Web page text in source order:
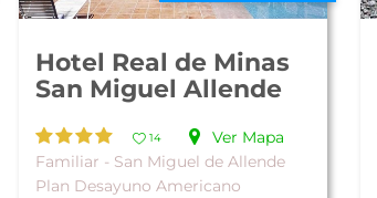
Hotel Real de Minas
San Miguel Allende
14
Ver Mapa
Familiar - San Miguel de Allende
Plan Desayuno Americano